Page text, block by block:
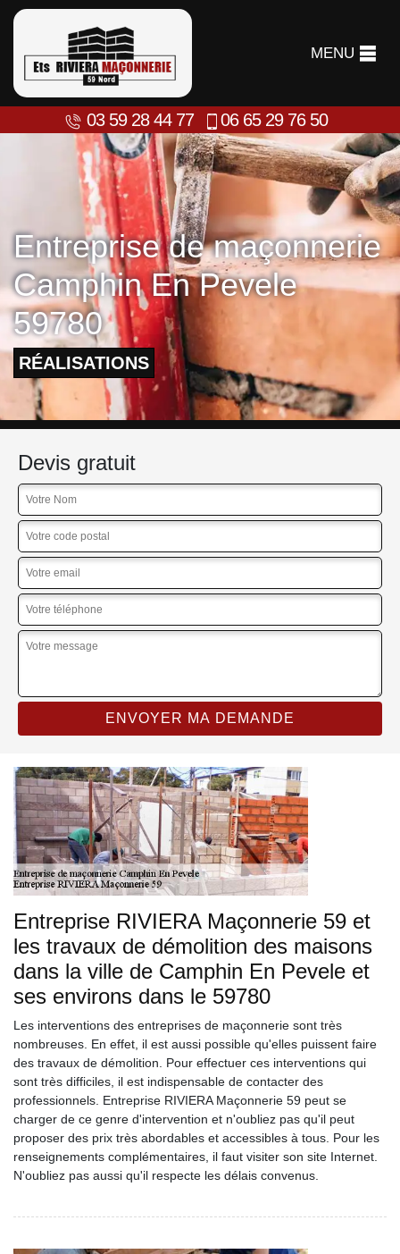
MENU
03 59 28 44 77 06 65 29 76 50
Entreprise de maçonnerie
Camphin En Pevele
59780
RÉALISATIONS
Devis gratuit
Entreprise RIVIERA Maçonnerie 59 et
les travaux de démolition des maisons
dans la ville de Camphin En Pevele et
ses environs dans le 59780
Les interventions des entreprises de maçonnerie sont très
nombreuses. En effet, il est aussi possible qu'elles puissent faire
des travaux de démolition. Pour effectuer ces interventions qui
sont très difficiles, il est indispensable de contacter des
professionnels. Entreprise RIVIERA Maçonnerie 59 peut se
charger de ce genre d'intervention et n'oubliez pas qu'il peut
proposer des prix très abordables et accessibles à tous. Pour les
renseignements complémentaires, il faut visiter son site Internet.
N'oubliez pas aussi qu'il respecte les délais convenus.